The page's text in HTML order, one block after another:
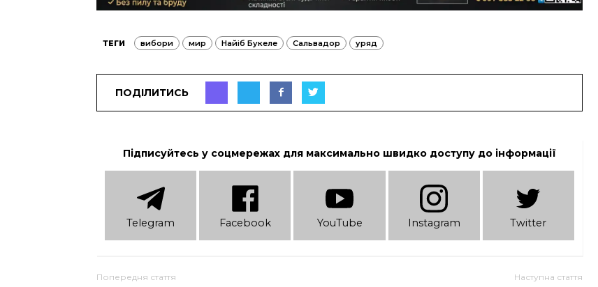
ТЕГИ вибори мир Найіб Букеле Сальвадор уряд
ПОДІЛИТИСЬ
Підписуйтесь у соцмережах для максимально швидко доступу до інформації
Telеgram Facebook YouTube Instagram Twitter
Попередня стаття Наступна стаття